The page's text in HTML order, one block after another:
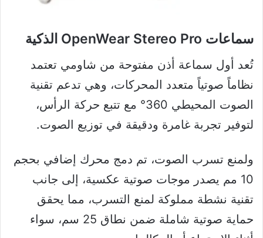
سماعات OpenWear Stereo Pro الذكية
تُعد أول سماعة أذن مفتوحة من شاومي تعتمد
نظاماً صوتياً متعدد المحركات، وهي تدعم تقنية
الصوت المحيطي 360° مع تتبع حركة الرأس،
لتوفير تجربة غامرة ودقيقة في توزيع الصوت.
ولمنع تسرب الصوت، تم دمج محرك إضافي بحجم
10 مم يصدر موجات صوتية عكسية، إلى جانب
تقنية نشطة مملوكة لمنع التسرب، مما يحقق
حماية صوتية شاملة ضمن نطاق 25 سم، سواء